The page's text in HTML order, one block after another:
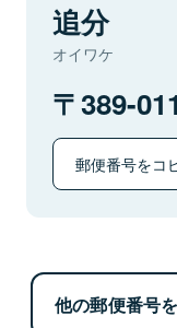
追分
オイワケ
389-
郵便番号をコ
他の郵便番号